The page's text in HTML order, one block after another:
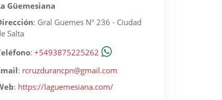
Güemesiana
: Gral Guemes Nº 236 - Ciudad
Salta
: +5493875225262
: rcruzdurancpn@gmail.com
: https://laguemesiana.com/